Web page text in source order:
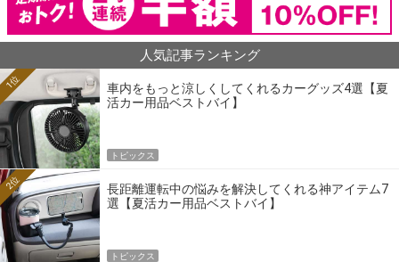
人気記事ランキング
車内をもっと涼しくしてくれるカーグッズ4選【夏
活カー用品ベストバイ】
1位
トピックス
長距離運転中の悩みを解決してくれる神アイテム7
選【夏活カー用品ベストバイ】
2位
トピックス